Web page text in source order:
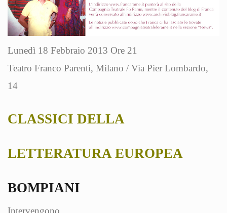
Lunedì 18 Febbraio 2013 Ore 21
Teatro Franco Parenti, Milano / Via Pier Lombardo,
14
CLASSICI DELLA
LETTERATURA EUROPEA
BOMPIANI
Intervengono